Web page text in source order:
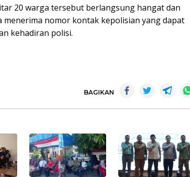
20 warga tersebut berlangsung hangat dan
nomor kontak kepolisian yang dapat
kehadiran polisi.
BAGIKAN